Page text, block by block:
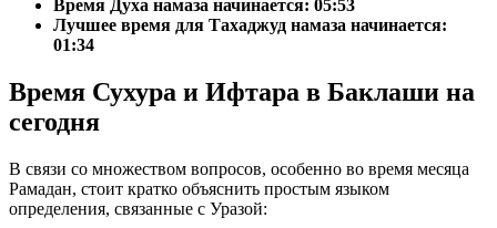
Время Духа намаза начинается: 05:53
Лучшее время для Тахаджуд намаза начинается:
01:34
Время Сухура и Ифтара в Баклаши на
сегодня
В связи со множеством вопросов, особенно во время месяца
Рамадан, стоит кратко объяснить простым языком
определения, связанные с Уразой: